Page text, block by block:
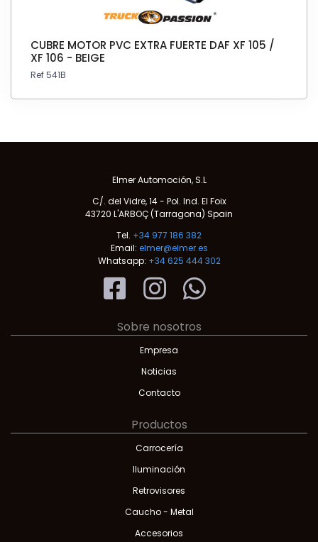
CUBRE MOTOR PVC EXTRA FUERTE DAF XF 105 /
XF 106 - BEIGE
Ref 541B
Elmer Automoción, S.L
C/. del Vidre, 14 - Pol. Ind. El Foix
43720 L'ARBOÇ (Tarragona) Spain
Tel. +34 977 186 382
Email: elmer@elmer.es
Whatsapp: +34 625 444 302
Sobre nosotros
Empresa
Noticias
Contacto
Productos
Carrocería
Iluminación
Retrovisores
Caucho - Metal
Accesorios